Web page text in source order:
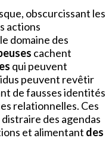
obscurcissant les
actions
domaine des
cachent
qui peuvent
peuvent revêtir
de fausses identités
relationnelles. Ces
des agendas
et alimentant des